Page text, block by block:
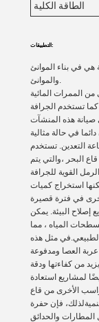
الطاقة الكلية
التطبيقات:
هي في بناء الموانئ
والموانئ.
تستخدم الجرافة
التعدين. تستخدم
البحر ،والتي يتم
القوية للجرافة
استخراج كميات
البيئة. يمكن
المياه ، مما
مثل هذه
العصا ومدفوعة
لمشاريع استعادة
الأخرى من قاع
فإن حفرة
المطارات والحدائق